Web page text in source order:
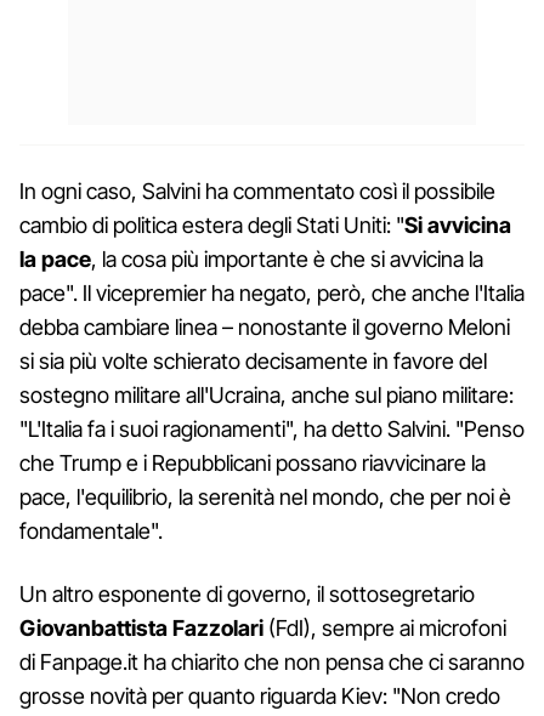
In ogni caso, Salvini ha commentato così il possibile
cambio di politica estera degli Stati Uniti: "Si avvicina
la pace, la cosa più importante è che si avvicina la
pace". Il vicepremier ha negato, però, che anche l'Italia
debba cambiare linea – nonostante il governo Meloni
si sia più volte schierato decisamente in favore del
sostegno militare all'Ucraina, anche sul piano militare:
"L'Italia fa i suoi ragionamenti", ha detto Salvini. "Penso
che Trump e i Repubblicani possano riavvicinare la
pace, l'equilibrio, la serenità nel mondo, che per noi è
fondamentale".
Un altro esponente di governo, il sottosegretario
Giovanbattista Fazzolari (FdI), sempre ai microfoni
di Fanpage.it ha chiarito che non pensa che ci saranno
grosse novità per quanto riguarda Kiev: "Non credo